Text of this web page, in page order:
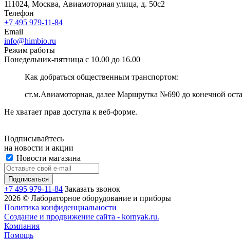
111024, Москва, Авиамоторная улица, д. 50с2
Телефон
+7 495 979-11-84
Email
info@himbio.ru
Режим работы
Понедельник-пятница с 10.00 до 16.00
Как добраться общественным транспортом:
ст.м.Авиамоторная, далее Маршрутка №690 до конечной
Не хватает прав доступа к веб-форме.
Подписывайтесь
на новости и акции
Новости магазина
+7 495 979-11-84 Заказать звонок
2026 © Лабораторное оборудование и приборы
Политика конфиденциальности
Создание и продвижение сайта - kornyak.ru.
Компания
Помощь